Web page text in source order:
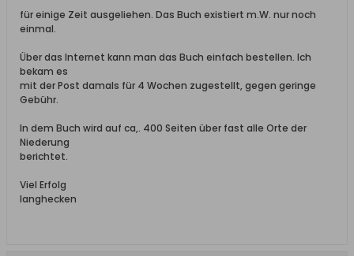
für einige Zeit ausgeliehen. Das Buch existiert m.W. nur noch
einmal.
Über das Internet kann man das Buch einfach bestellen. Ich
bekam es
mit der Post damals für 4 Wochen zugestellt, gegen geringe
Gebühr.
In dem Buch wird auf ca,. 400 Seiten über fast alle Orte der
Niederung
berichtet.
Viel Erfolg
langhecken